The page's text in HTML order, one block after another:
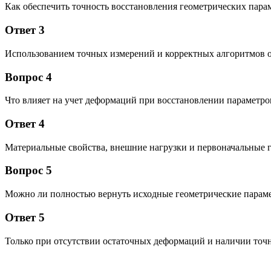
Как обеспечить точность восстановления геометрических
Ответ 3
Использованием точных измерений и корректных алгоритмов
Вопрос 4
Что влияет на учет деформаций при восстановлении
Ответ 4
Материальные свойства, внешние нагрузки и первоначальные
Вопрос 5
Можно ли полностью вернуть исходные геометрические
Ответ 5
Только при отсутствии остаточных деформаций и наличии